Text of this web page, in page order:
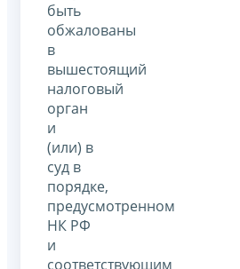
быть
обжалованы
в
вышестоящий
налоговый
орган
и
(или) в
суд в
порядке,
предусмотренном
НК РФ
и
соответствующим